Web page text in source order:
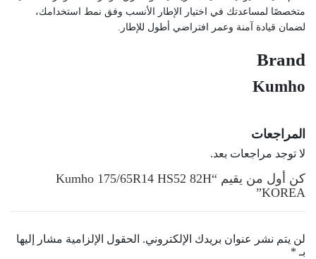
متخصصًا لمساعدتك في اختيار الإطار الأنسب وفق نمط استخدامك،
لضمان قيادة آمنة وعمر افتراضي أطول للإطار.
Brand
Kumho
المراجعات
لا توجد مراجعات بعد.
كن أول من يقيم “Kumho 175/65R14 HS52 82H
KOREA”
لن يتم نشر عنوان بريدك الإلكتروني. الحقول الإلزامية مشار إليها
بـ *